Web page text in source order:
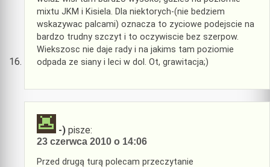
mixtu JKM i Kisiela. Dla niektorych-(nie bedziem
wskazywac palcami) oznacza to zyciowe podejscie na
bardzo trudny szczyt i to oczywiscie bez szerpow.
Wiekszosc nie daje rady i na jakims tam poziomie
odpada ze siany i leci w dol. Ot, grawitacja;)
-) pisze:
23 czerwca 2010 o 14:06
Przed drugą turą polecam przeczytanie